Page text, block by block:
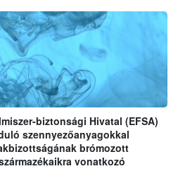
biztonsági Hivatal (EFSA)
szennyezőanyagokkal
brómozott
vonatkozó